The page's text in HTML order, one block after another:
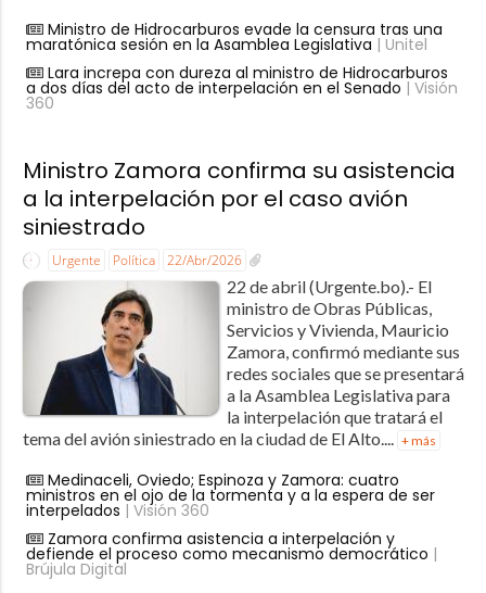
Ministro de Hidrocarburos evade la censura tras una
maratónica sesión en la Asamblea Legislativa | Unitel
Lara increpa con dureza al ministro de Hidrocarburos
a dos días del acto de interpelación en el Senado | Visión
360
Ministro Zamora confirma su asistencia
a la interpelación por el caso avión
siniestrado
Urgente Política 22/Abr/2026
22 de abril (Urgente.bo).- El
ministro de Obras Públicas,
Servicios y Vivienda, Mauricio
Zamora, confirmó mediante sus
redes sociales que se presentará
a la Asamblea Legislativa para
la interpelación que tratará el
tema del avión siniestrado en la ciudad de El Alto....
+ más
Medinaceli, Oviedo; Espinoza y Zamora: cuatro
ministros en el ojo de la tormenta y a la espera de ser
interpelados | Visión 360
Zamora confirma asistencia a interpelación y
defiende el proceso como mecanismo democrático |
Brújula Digital